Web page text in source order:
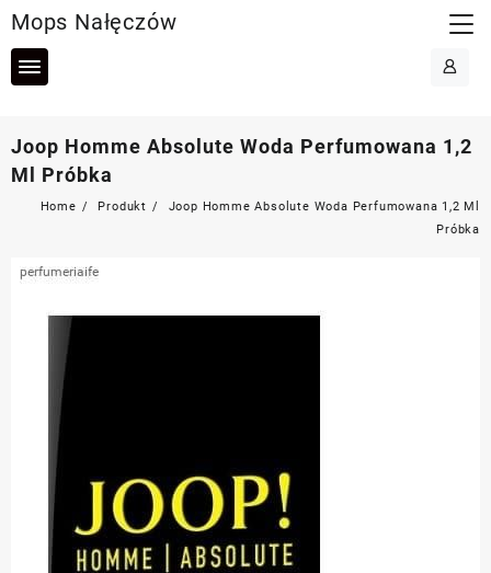
to
content
Mops Nałęczów
Joop Homme Absolute Woda Perfumowana 1,2
Ml Próbka
Home Produkt
Joop Homme Absolute Woda Perfumowana 1,2 Ml
Próbka